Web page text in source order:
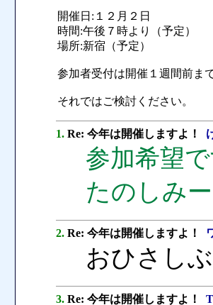
開催日:１２月２日
時間:午後７時より（予定）
場所:新宿（予定）
参加者受付は開催１週間前ま
それではご検討ください。
1. Re: 今年は開催しますよ！
参加希望で
たのしみー
2. Re: 今年は開催しますよ！
おひさし
3. Re: 今年は開催しますよ！